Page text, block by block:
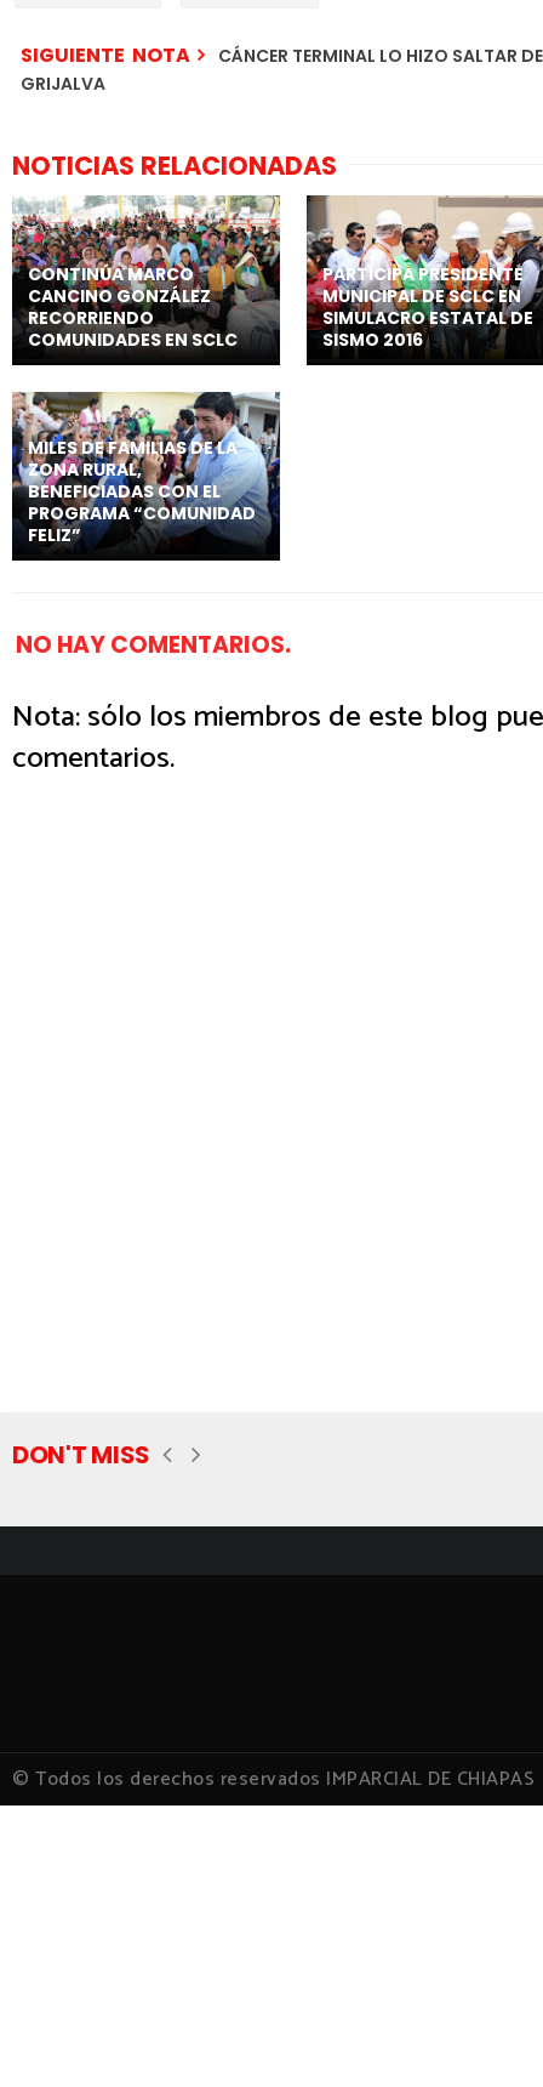
SIGUIENTE NOTA
CÁNCER TERMINAL LO HIZO SALTAR
GRIJALVA
NOTICIAS RELACIONADAS
CONTINÚA MARCO
CANCINO GONZÁLEZ
RECORRIENDO
COMUNIDADES EN SCLC
PARTICIPA PRESIDENTE
MUNICIPAL DE SCLC EN
SIMULACRO ESTATAL DE
SISMO 2016
MILES DE FAMILIAS DE LA
ZONA RURAL,
BENEFICIADAS CON EL
PROGRAMA “COMUNIDAD
FELIZ”
NO HAY COMENTARIOS.
Nota: sólo los miembros de este blog
comentarios.
DON'T MISS
© Todos los derechos reservados IMPARCIAL DE CHIAPAS